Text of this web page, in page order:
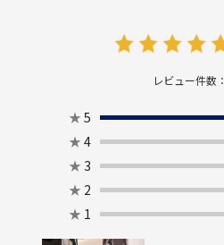
レビュー件数：
★ 5
★ 4
★ 3
★ 2
★ 1